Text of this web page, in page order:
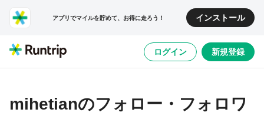
アプリでマイルを貯めて、お得に走ろう！ インストール
ログイン 新規登録
mihetianのフォロー・フォロワ